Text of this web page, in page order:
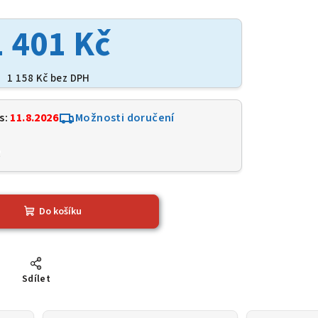
401 Kč
1 158 Kč bez DPH
11.8.2026 Možnosti doručení
Do košíku
Sdílet